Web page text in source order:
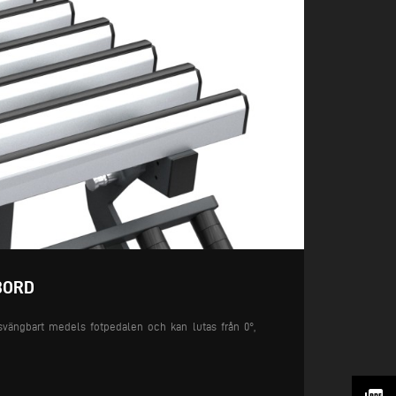
medels fotpedalen och kan lutas från 0°,